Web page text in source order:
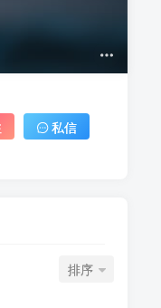
私信
排序